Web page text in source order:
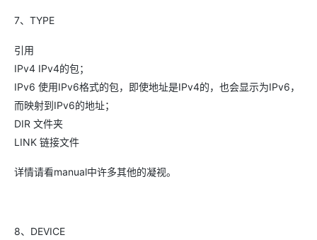
7、TYPE
引用
IPv4 IPv4的包；
IPv6 使用IPv6格式的包，即使地址是IPv4的，也会显示为IPv6，
而映射到IPv6的地址；
DIR 文件夹
LINK 链接文件
详情请看manual中许多其他的凝视。
8、DEVICE